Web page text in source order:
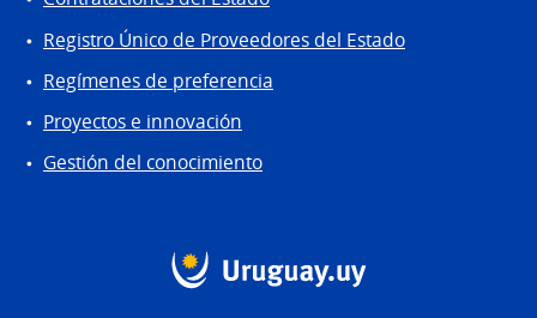
Registro Único de Proveedores del Estado
Regímenes de preferencia
Proyectos e innovación
Gestión del conocimiento